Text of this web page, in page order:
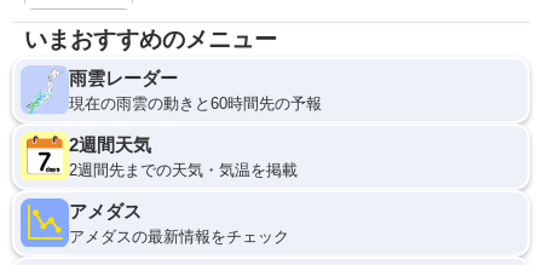
いまおすすめのメニュー
雨雲レーダー
現在の雨雲の動きと60時間先の予報
2週間天気
2週間先までの天気・気温を掲載
アメダス
アメダスの最新情報をチェック